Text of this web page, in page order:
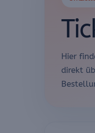
Hier
direkt